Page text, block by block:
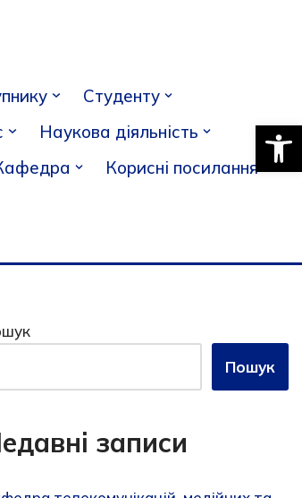
Студенту
Наукова діяльність
Корисні посилання
Пошук
записи